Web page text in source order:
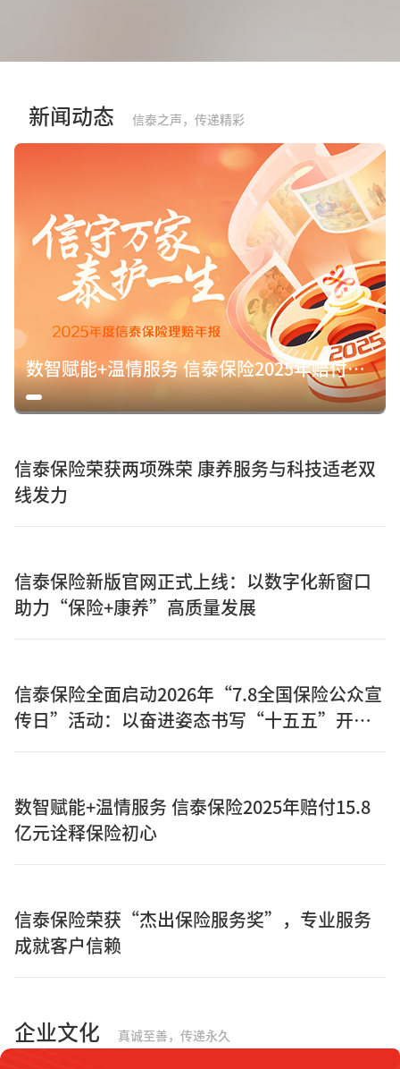
新闻动态 信泰之声，传递精彩
数智赋能+温情服务 信泰保险2025年赔付15.8亿元诠释保险初心
信泰保险荣获两项殊荣 康养服务与科技适老双
线发力
信泰保险新版官网正式上线：以数字化新窗口
助力“保险+康养”高质量发展
信泰保险全面启动2026年“7.8全国保险公众宣
传日”活动：以奋进姿态书写“十五五”开局
数智赋能+温情服务 信泰保险2025年赔付15.8
亿元诠释保险初心
信泰保险荣获“杰出保险服务奖”，专业服务
成就客户信赖
企业文化 真诚至善，传递永久